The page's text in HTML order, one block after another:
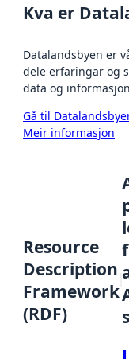
Kva er
Datalandsbyen er
dele erfaringar og
data og
Gå til
Meir informasjon
Resource
Description
Framework
(RDF)